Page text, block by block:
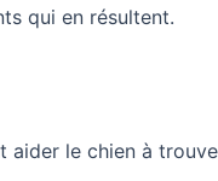
qui en résultent.
aider le chien à